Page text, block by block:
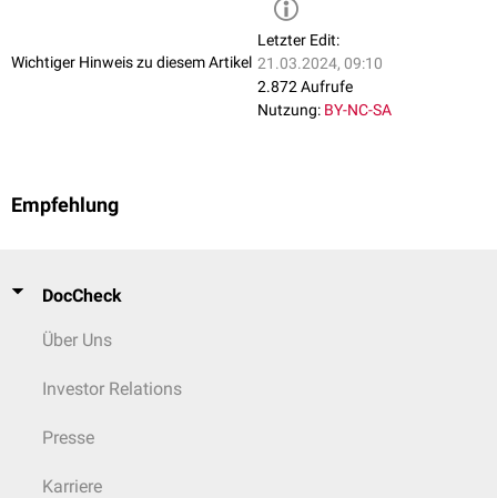
Tumorszu Gefäßen und
< -200
Lungenoberfläche (
Veränderungen, Lungenvolumen)
(Hautoberfläche)
Wichtiger Hinweis zu diesem Artikel
Letzter Edit:
21.03.2024, 09:10
2.872 Aufrufe
Nutzung: BY-NC-SA
Empfehlung
DocCheck
Über Uns
Investor Relations
Presse
Karriere